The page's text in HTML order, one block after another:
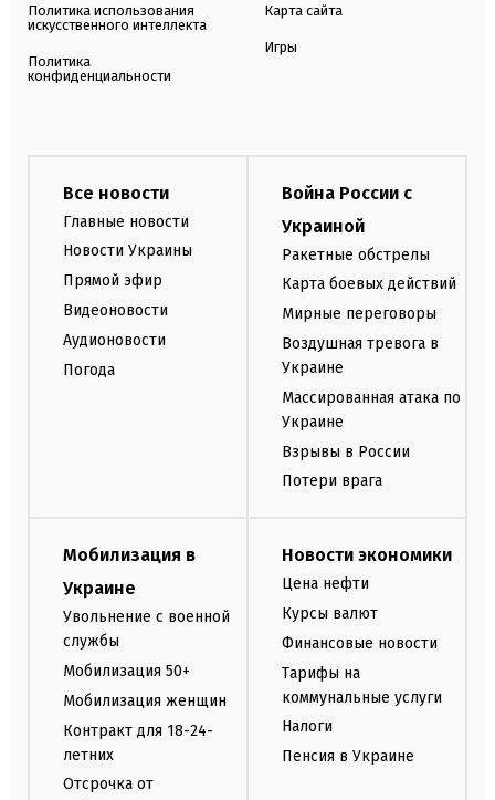
Политика использования
искусственного интеллекта
Политика
конфиденциальности
Карта сайта
Игры
Все новости
Главные новости
Новости Украины
Прямой эфир
Видеоновости
Аудионовости
Погода
Война России с
Украиной
Ракетные обстрелы
Карта боевых действий
Мирные переговоры
Воздушная тревога в
Украине
Массированная атака по
Украине
Взрывы в России
Потери врага
Мобилизация в
Украине
Увольнение с военной
службы
Мобилизация 50+
Мобилизация женщин
Контракт для 18-24-
летних
Отсрочка от
Новости экономики
Цена нефти
Курсы валют
Финансовые новости
Тарифы на
коммунальные услуги
Налоги
Пенсия в Украине